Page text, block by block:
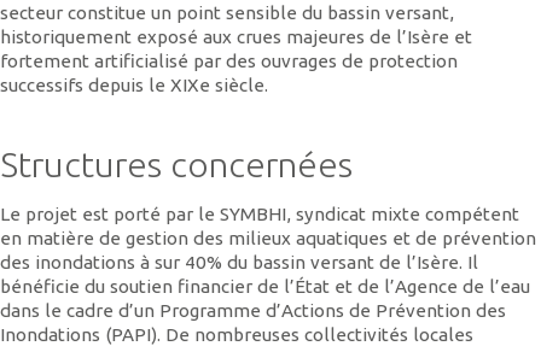
secteur constitue un point sensible du bassin versant,
historiquement exposé aux crues majeures de l’Isère et
fortement artificialisé par des ouvrages de protection
successifs depuis le XIXe siècle.
Structures concernées
Le projet est porté par le SYMBHI, syndicat mixte compétent
en matière de gestion des milieux aquatiques et de prévention
des inondations à sur 40% du bassin versant de l’Isère. Il
bénéficie du soutien financier de l’État et de l’Agence de l’eau
dans le cadre d’un Programme d’Actions de Prévention des
Inondations (PAPI). De nombreuses collectivités locales